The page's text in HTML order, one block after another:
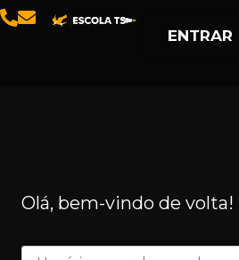
ENTRAR
Olá, bem-vindo de volta!